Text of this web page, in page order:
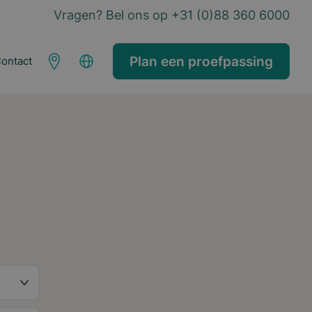
Vragen? Bel ons op +31 (0)88 360 6000
Plan een proefpassing